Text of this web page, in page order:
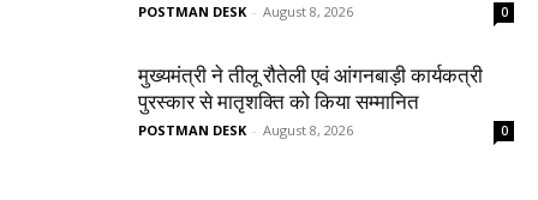
POSTMAN DESK - August 8, 2026 0
मुख्यमंत्री ने तीलू रौतेली एवं आंगनबाड़ी कार्यकत्री
पुरस्कार से मातृशक्ति को किया सम्मानित
POSTMAN DESK - August 8, 2026 0